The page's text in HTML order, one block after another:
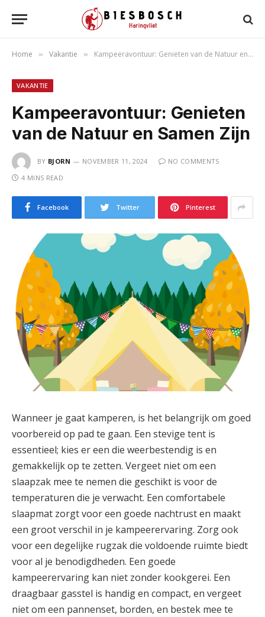
Home » Vakantie » Kampeeravontuur: Genieten van de Natuur en Samen Zijn
VAKANTIE
Kampeeravontuur: Genieten
van de Natuur en Samen Zijn
BY BJORN NOVEMBER 11, 2024
NO COMMENTS
4 MINS READ
Facebook Twitter Pinterest
Wanneer je gaat kamperen, is het belangrijk om goed
voorbereid op pad te gaan. Een stevige tent is
essentieel; kies er een die weerbestendig is en
gemakkelijk op te zetten. Vergeet niet om een
slaapzak mee te nemen die geschikt is voor de
temperaturen die je verwacht. Een comfortabele
slaapmat zorgt voor een goede nachtrust en maakt
een groot verschil in je kampeerervaring. Zorg ook
voor een degelijke rugzak die voldoende ruimte biedt
voor al je benodigdheden. Een goede
kampeerervaring kan niet zonder kookgerei. Een
draagbaar gasstel is handig en compact, en vergeet
niet om een pannenset, borden, en bestek mee te